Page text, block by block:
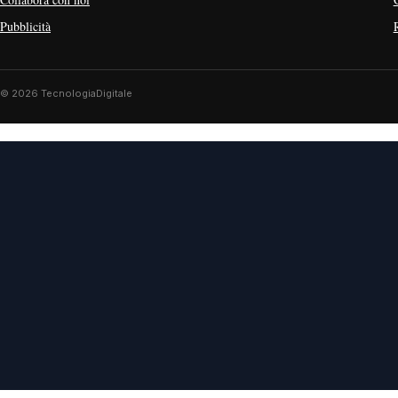
Pubblicità
© 2026 TecnologiaDigitale